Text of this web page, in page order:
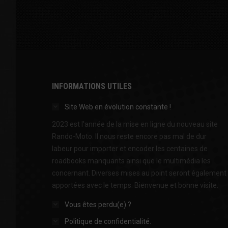
INFORMATIONS UTILES
Site Web en évolution constante !
2023 est l'année de la mise en ligne du nouveau site
Rando-Moto. Il nous reste encore pas mal de dur
labeur pour importer et encoder les centaines de
roadbooks manquants ainsi que le multimédia les
concernant. Diverses mises au point seront également
apportées avec le temps. Bienvenue et bonne visite.
Vous êtes perdu(e) ?
Politique de confidentialité.